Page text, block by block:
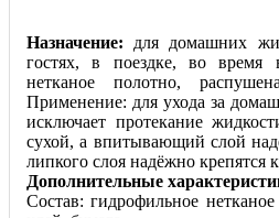
Назначение: для домашних
гостях, в поездке, во время
нетканое полотно,
Применение: для ухода за
исключает протекание
сухой, а впитывающий слой
липкого слоя надёжно крепятся
Дополнительные
Состав: гидрофильное